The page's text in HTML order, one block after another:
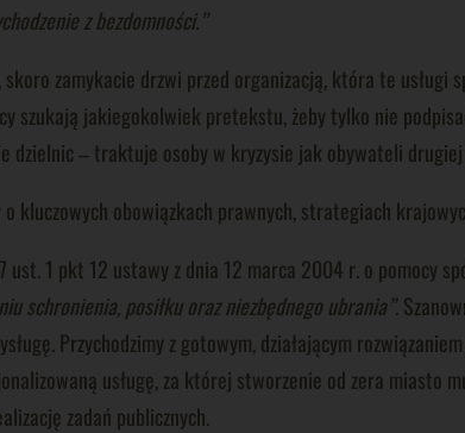
z bezdomności.”
zamykacie drzwi przed organizacją, która te usługi
jakiegokolwiek pretekstu, żeby tylko nie
dzielnic – traktuje osoby w kryzysie jak obywateli
o kluczowych obowiązkach prawnych, strategiach
ust. 1 pkt 12 ustawy z dnia 12 marca 2004 r. o pomocy
schronienia, posiłku oraz niezbędnego ubrania”.
Przychodzimy z gotowym, działającym
usługę, za której stworzenie od zera miasto
zadań publicznych.